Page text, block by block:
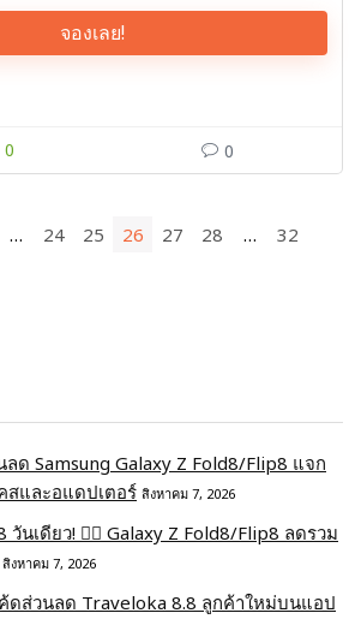
จองเลย!
0 0
… 24 25 26 27 28 …
32
ลด Samsung Galaxy Z Fold8/Flip8 แจก
สและอแดปเตอร์ สิงหาคม 7, 2026
วันเดียว! ❤️‍🔥 Galaxy Z Fold8/Flip8 ลดรวม
สิงหาคม 7, 2026
ดส่วนลด Traveloka 8.8 ลูกค้าใหม่บนแอป